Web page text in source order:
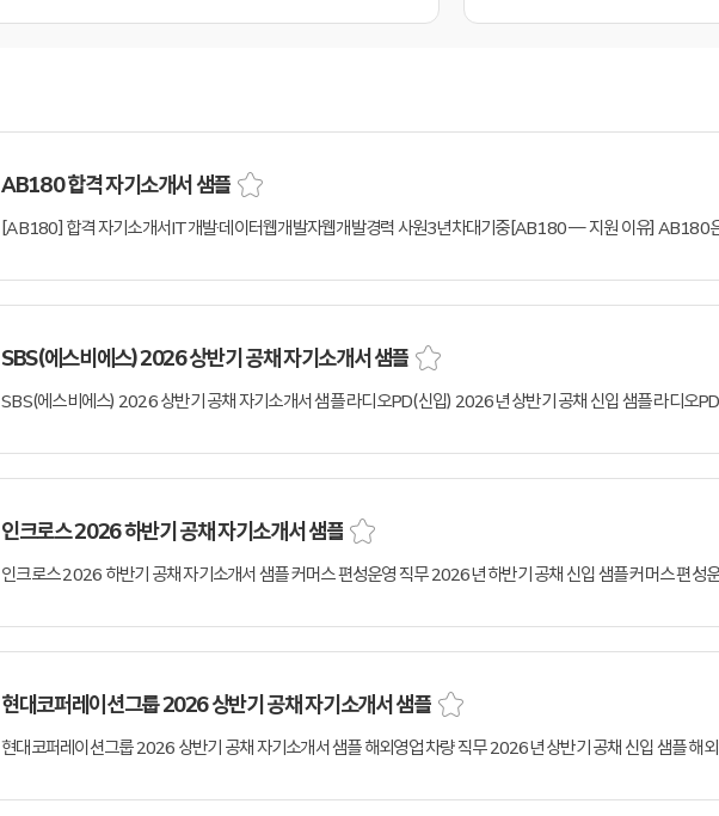
AB180 합격 자기소개서 샘플
SBS(에스비에스) 2026 상반기 공채 자기소개서 샘플
인크로스 2026 하반기 공채 자기소개서 샘플
현대코퍼레이션그룹 2026 상반기 공채 자기소개서 샘플